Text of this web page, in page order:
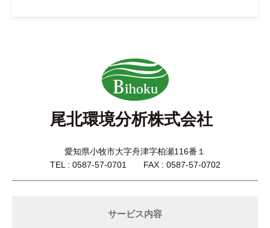
尾北環境分析株式会社
愛知県小牧市大字舟津字柏瀬116番１
TEL : 0587-57-0701 FAX : 0587-57-0702
サービス内容